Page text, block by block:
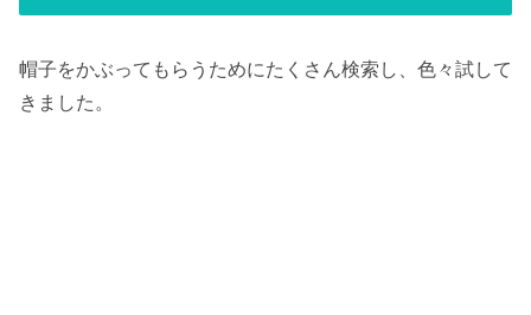
帽子をかぶってもらうためにたくさん検索し、色々試して
きました。